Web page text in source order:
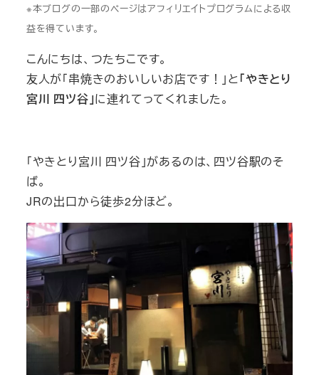
※本ブログの一部のページはアフィリエイトプログラムによる収
益を得ています。
こんにちは、つたちこです。
友人が「串焼きのおいしいお店です！」と「やきとり
宮川 四ツ谷」に連れてってくれました。
「やきとり宮川 四ツ谷」があるのは、四ツ谷駅のそ
ば。
JRの出口から徒歩2分ほど。